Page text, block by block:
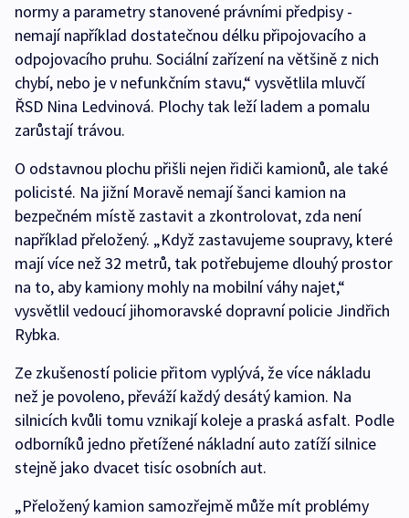
normy a parametry stanovené právními předpisy -
nemají například dostatečnou délku připojovacího a
odpojovacího pruhu. Sociální zařízení na většině z nich
chybí, nebo je v nefunkčním stavu,“ vysvětlila mluvčí
ŘSD Nina Ledvinová. Plochy tak leží ladem a pomalu
zarůstají trávou.
O odstavnou plochu přišli nejen řidiči kamionů, ale také
policisté. Na jižní Moravě nemají šanci kamion na
bezpečném místě zastavit a zkontrolovat, zda není
například přeložený. „Když zastavujeme soupravy, které
mají více než 32 metrů, tak potřebujeme dlouhý prostor
na to, aby kamiony mohly na mobilní váhy najet,“
vysvětlil vedoucí jihomoravské dopravní policie Jindřich
Rybka.
Ze zkušeností policie přitom vyplývá, že více nákladu
než je povoleno, převáží každý desátý kamion. Na
silnicích kvůli tomu vznikají koleje a praská asfalt. Podle
odborníků jedno přetížené nákladní auto zatíží silnice
stejně jako dvacet tisíc osobních aut.
„Přeložený kamion samozřejmě může mít problémy